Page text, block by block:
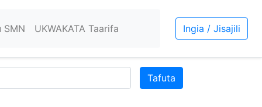
SMN UKWAKATA Taarifa Ingia / Jisajili
Tafuta